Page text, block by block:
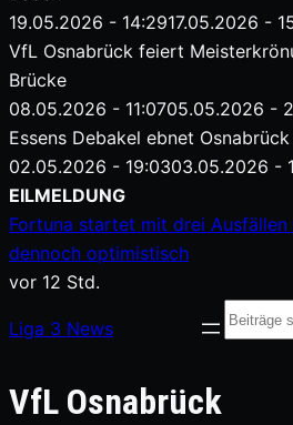
Veröffentlicht
am
19.05.2026 - 14:2917.05.2026 -
VfL Osnabrück feiert
Brücke
Veröffentlicht
am
08.05.2026 - 11:0705.05.2026 -
Essens Debakel ebnet
Veröffentlicht
am
02.05.2026 - 19:0303.05.2026 -
Zum
Inhalt
springen
EILMELDUNG
Fortuna startet mit drei Ausfällen
dennoch optimistisch
vor 12 Std.
Liga 3 News
Suche
VfL Osnabrück